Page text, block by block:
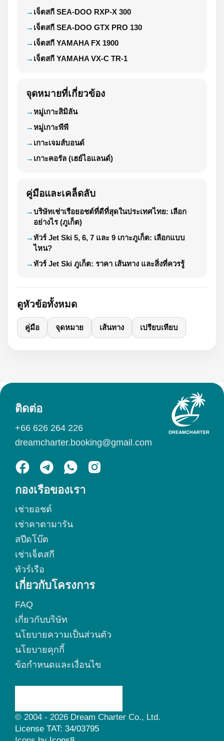
เจ็ตสกี SEA-DOO RXP-X 300
เจ็ตสกี SEA-DOO GTX PRO 130
เจ็ตสกี YAMAHA FX 1900
เจ็ตสกี YAMAHA VX-C TR-1
จุดหมายที่เกี่ยวข้อง
หมู่เกาะสิมิลัน
หมู่เกาะพีพี
เกาะเจมส์บอนด์
เกาะคอรัล (เฮย์ไอแลนด์)
คู่มือและเคล็ดลับ
บริษัทเช่าเรือยอชต์ที่ดีที่สุดในประเทศไทย: เลือก
อย่างไร (ภูเก็ต)
ทัวร์ Jet Ski 5, 6, 7 และ 9 เกาะภูเก็ต: เลือกแบบ
ไหน?
ทัวร์ Jet Ski ภูเก็ต: ราคา เส้นทาง และสิ่งที่ควรรู้
ดูหัวข้อทั้งหมด
คู่มือ จุดหมาย เส้นทาง เปรียบเทียบ
กองเรือของเรา
เช่ายอชต์
เช่าคาตามารัน
สปีดโบ๊ต
เช่าเจ็ตสกี
ทัวร์เรือ
เกี่ยวกับโครงการ
FAQ
เกี่ยวกับบริษัท
นโยบายความเป็นส่วนตัว
นโยบายคุกกี้
ข้อกำหนดและเงื่อนไข
ติดต่อ
+66 626 264 226
dreamcharter.booking@gmail.com
© 2004 - 2026 Dream Charter Co., Ltd.
License TAT: 34/03795